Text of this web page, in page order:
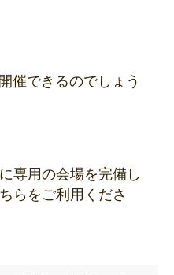
催できるのでしょう
専用の会場を完備し
らをご利用くださ